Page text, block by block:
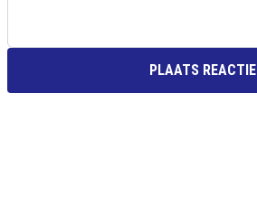
PLAATS REACTIE